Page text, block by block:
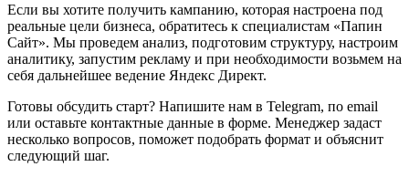
Если вы хотите получить кампанию, которая настроена под
реальные цели бизнеса, обратитесь к специалистам «Папин
Сайт». Мы проведем анализ, подготовим структуру, настроим
аналитику, запустим рекламу и при необходимости возьмем на
себя дальнейшее ведение Яндекс Директ.
Готовы обсудить старт? Напишите нам в Telegram, по email
или оставьте контактные данные в форме. Менеджер задаст
несколько вопросов, поможет подобрать формат и объяснит
следующий шаг.